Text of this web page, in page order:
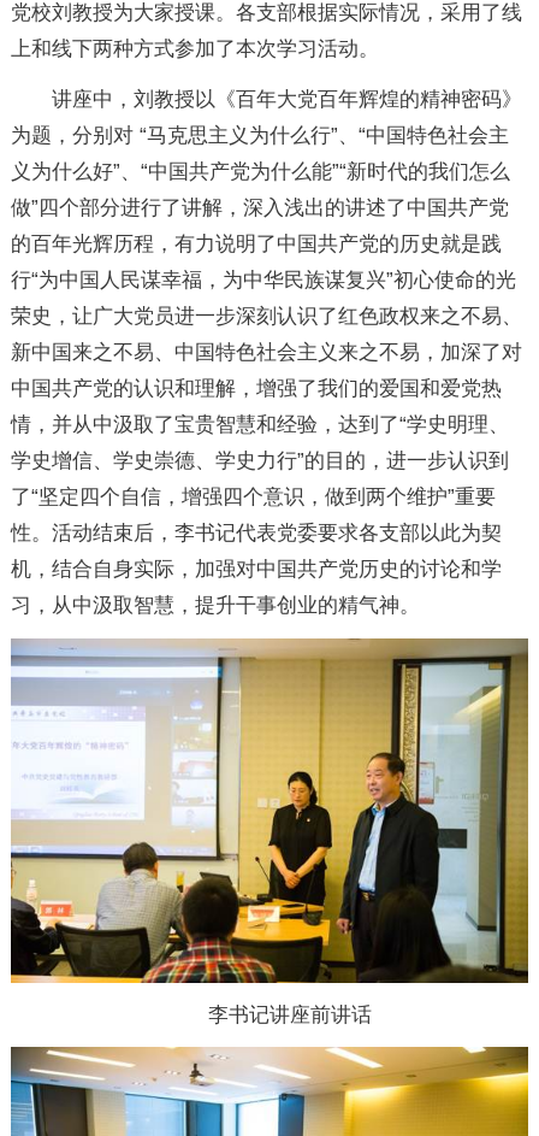
党校刘教授为大家授课。各支部根据实际情况，采用了线
上和线下两种方式参加了本次学习活动。
讲座中，刘教授以《百年大党百年辉煌的精神密码》
为题，分别对 “马克思主义为什么行”、“中国特色社会主
义为什么好”、“中国共产党为什么能”“新时代的我们怎么
做”四个部分进行了讲解，深入浅出的讲述了中国共产党
的百年光辉历程，有力说明了中国共产党的历史就是践
行“为中国人民谋幸福，为中华民族谋复兴”初心使命的光
荣史，让广大党员进一步深刻认识了红色政权来之不易、
新中国来之不易、中国特色社会主义来之不易，加深了对
中国共产党的认识和理解，增强了我们的爱国和爱党热
情，并从中汲取了宝贵智慧和经验，达到了“学史明理、
学史增信、学史崇德、学史力行”的目的，进一步认识到
了“坚定四个自信，增强四个意识，做到两个维护”重要
性。活动结束后，李书记代表党委要求各支部以此为契
机，结合自身实际，加强对中国共产党历史的讨论和学
习，从中汲取智慧，提升干事创业的精气神。
李书记讲座前讲话